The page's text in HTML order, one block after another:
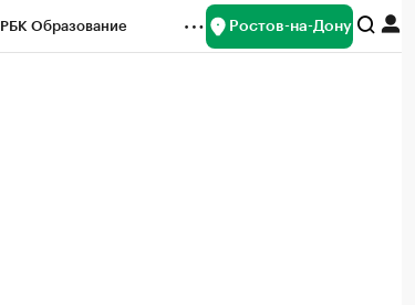
РБК Образование Ростов-на-Дону